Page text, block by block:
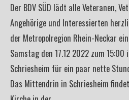
Der BDV SÜD lädt alle Veteranen,
Angehörige und Interessierten
der Metropolregion Rhein-Neckar
Samstag den 17.12 2022 zum
Schriesheim für ein paar nette
Das Mittendrin in Schriesheim